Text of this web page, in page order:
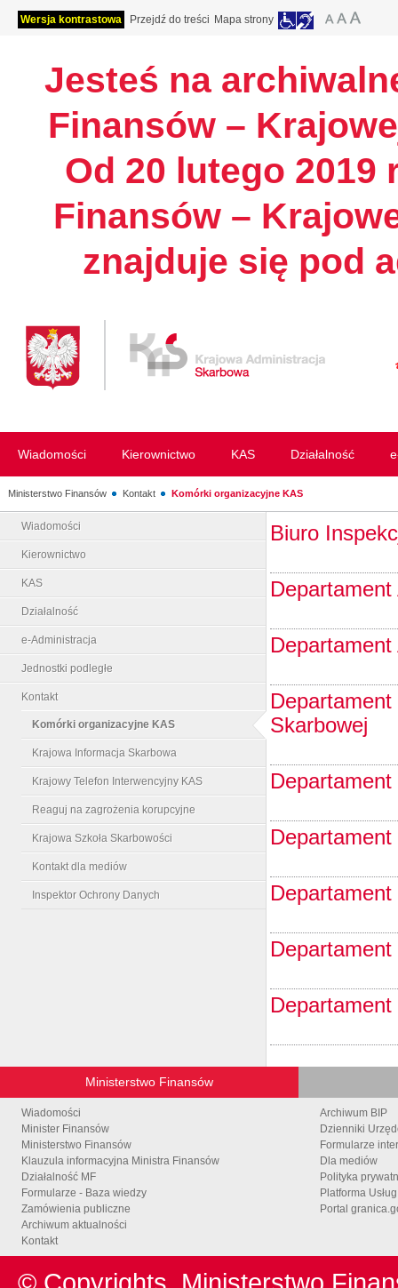
Wersja kontrastowa Przejdź do treści Mapa strony
Jesteś na
Finansów –
Od 20 lutego 2019
Finansów –
znajduje się pod
Wiadomości Kierownictwo KAS Działalność
Ministerstwo Finansów Kontakt Komórki organizacyjne KAS
Wiadomości
Kierownictwo
KAS
Działalność
e-Administracja
Jednostki podległe
Kontakt
Komórki organizacyjne KAS
Krajowa Informacja Skarbowa
Krajowy Telefon Interwencyjny KAS
Reaguj na zagrożenia korupcyjne
Krajowa Szkoła Skarbowości
Kontakt dla mediów
Inspektor Ochrony Danych
Biuro
Departament
Skarbowej
Departament
Ministerstwo Finansów
Wiadomości
Minister Finansów
Ministerstwo Finansów
Klauzula informacyjna Ministra Finansów
Działalność MF
Formularze - Baza wiedzy
Zamówienia publiczne
Archiwum aktualności
Kontakt
Archiwum BIP
Dzienniki
Formularze
Dla mediów
Polityka
Platforma
Portal
© Copyrights Ministerstwo